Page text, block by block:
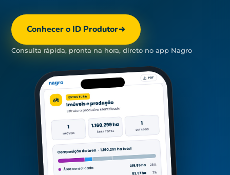
Conhecer o ID Produtor
Consulta rápida, pronta na hora, direto no app Nagro